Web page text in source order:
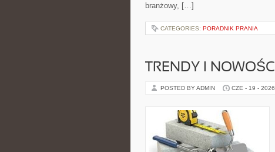
branżowy, […]
CATEGORIES: PORADNIK PRANIA
TRENDY I NOWOŚCI
POSTED BY ADMIN CZE - 19 - 2026